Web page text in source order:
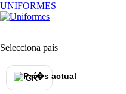
UNIFORMES
Selecciona país
CR